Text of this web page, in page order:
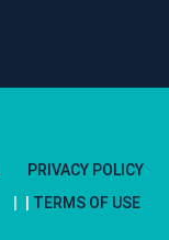
PRIVACY POLICY
TERMS OF USE